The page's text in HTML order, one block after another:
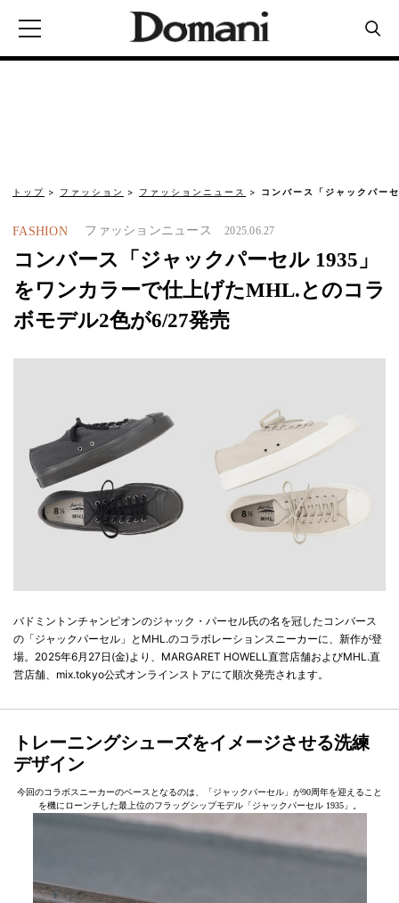
トップ ファッション ファッションニュース コンバース「ジャックパー
FASHION ファッションニュース 2025.06.27
コンバース「ジャックパーセル 1935」
をワンカラーで仕上げたMHL.とのコラ
ボモデル2色が6/27発売
バドミントンチャンピオンのジャック・パーセル氏の名を冠したコンバース
の「ジャックパーセル」とMHL.のコラボレーションスニーカーに、新作が登
場。2025年6月27日(金)より、MARGARET HOWELL直営店舗およびMHL.直
営店舗、mix.tokyo公式オンラインストアにて順次発売されます。
トレーニングシューズをイメージさせる洗練
デザイン
今回のコラボスニーカーのベースとなるのは、「ジャックパーセル」が90周年を迎えること
を機にローンチした最上位のフラッグシップモデル「ジャックパーセル 1935」。